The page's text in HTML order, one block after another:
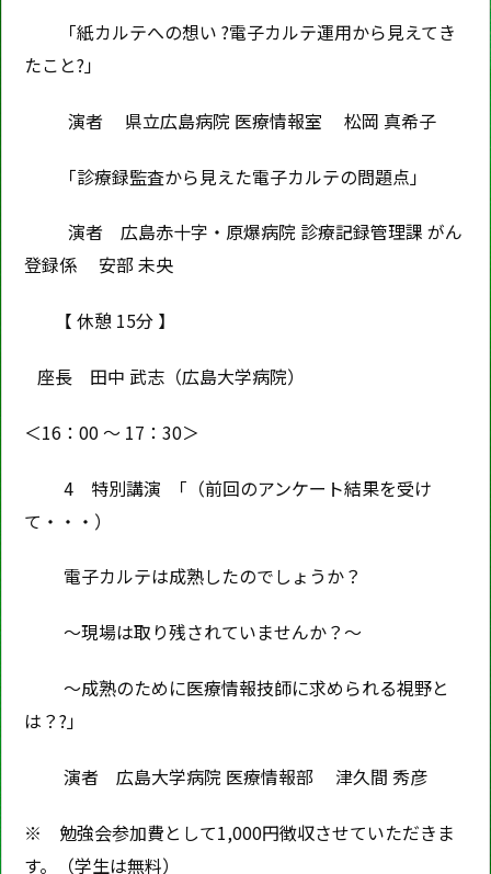
「紙カルテへの想い ?電子カルテ運用から見えてき
たこと?」
演者 県立広島病院 医療情報室 松岡 真希子
「診療録監査から見えた電子カルテの問題点」
演者 広島赤十字・原爆病院 診療記録管理課 がん
登録係 安部 未央
【 休憩 15分 】
座長 田中 武志（広島大学病院）
＜16：00 ～ 17：30＞
4 特別講演 「（前回のアンケート結果を受け
て・・・）
電子カルテは成熟したのでしょうか？
～現場は取り残されていませんか？～
～成熟のために医療情報技師に求められる視野と
は？?」
演者 広島大学病院 医療情報部 津久間 秀彦
※ 勉強会参加費として1,000円徴収させていただきま
す。（学生は無料）